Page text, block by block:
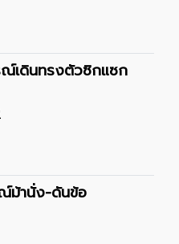
เดินทรงตัวซิกแซก
ม้านั่ง-ดันข้อ